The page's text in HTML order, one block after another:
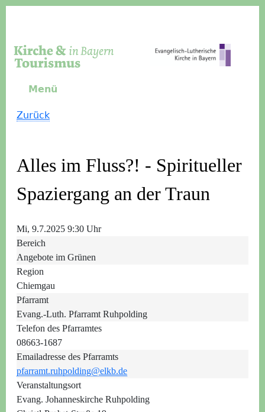
Menü
Zurück
Alles im Fluss?! - Spiritueller
Spaziergang an der Traun
Mi, 9.7.2025 9:30 Uhr
Bereich
Angebote im Grünen
Region
Chiemgau
Pfarramt
Evang.-Luth. Pfarramt Ruhpolding
Telefon des Pfarramtes
08663-1687
Emailadresse des Pfarramts
pfarramt.ruhpolding@elkb.de
Veranstaltungsort
Evang. Johanneskirche Ruhpolding